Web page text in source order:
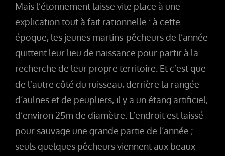
Mais l’étonnement laisse vite place à une
explication tout à fait rationnelle : à cette
époque, les jeunes martins-pêcheurs de l’année
quittent leur lieu de naissance pour partir à la
recherche de leur propre territoire. Et c’est que
de l’autre côté du ruisseau, derrière la rangée
d’aulnes et de peupliers, il y a un étang artificiel,
d’environ 25m de diamètre. L’endroit est laissé
pour sauvage une grande partie de l’année ;
seuls quelques pêcheurs viennent aux beaux